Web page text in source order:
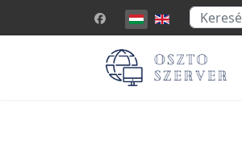
Válasszon nyelvet
Keresés...